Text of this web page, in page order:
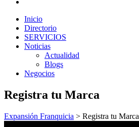
Inicio
Directorio
SERVICIOS
Noticias
Actualidad
Blogs
Negocios
Registra tu Marca
Expansión Franquicia > Registra tu Marca